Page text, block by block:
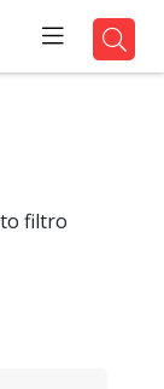
filtro